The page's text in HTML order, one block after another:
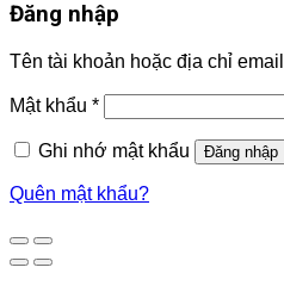
Đăng nhập
Tên tài khoản hoặc địa chỉ email
Mật khẩu *
Ghi nhớ mật khẩu Đăng nhập
Quên mật khẩu?